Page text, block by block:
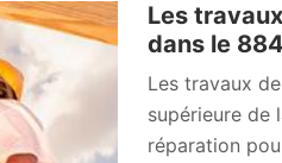
Les
dans le
Les travaux
supérieure de
réparation